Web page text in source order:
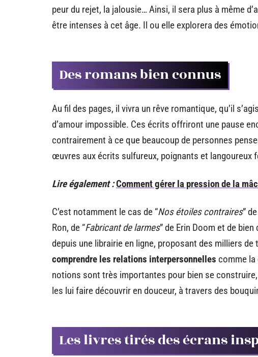
peur du rejet, la jalousie… Ainsi, il sera plus à même
être intenses à cet âge. Il ou elle explorera des
Des romans bien connus
Au fil des pages, il vivra un rêve romantique, qu’il
d’amour impossible. Ces écrits offriront une pause
contrairement à ce que beaucoup de personnes
œuvres aux écrits sulfureux, poignants et
Lire également :Comment gérer la pression de la
C’est notamment le cas de “Nos étoiles contraires”
Ron, de “Fabricant de larmes” de Erin Doom et de
depuis une librairie en ligne, proposant des milliers
comprendre les relations interpersonnelles comme
notions sont très importantes pour bien se
les lui faire découvrir en douceur, à travers des
Les livres tirés des écrans